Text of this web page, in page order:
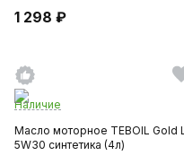
1 298 ₽
Наличие
Масло моторное TEBOIL Gold L
5W30 синтетика (4л)